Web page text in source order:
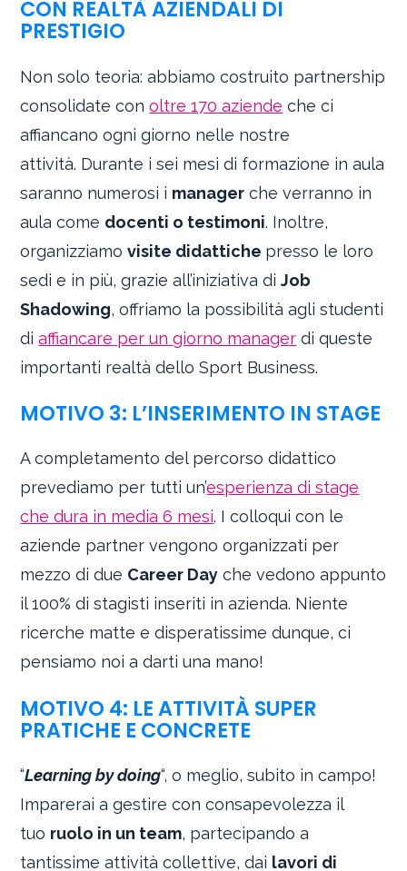
CON REALTÀ AZIENDALI DI
PRESTIGIO
Non solo teoria: abbiamo costruito partnership
consolidate conoltre 170 aziende che ci
affiancano ogni giorno nelle nostre
attività. Durante i sei mesi di formazione in aula
saranno numerosi i manager che verranno in
aula come docenti o testimoni. Inoltre,
organizziamovisite didattiche presso le loro
sedi e in più, grazie all’iniziativa diJob
Shadowing, offriamo la possibilità agli studenti
diaffiancare per un giorno manager di queste
importanti realtà dello Sport Business.
MOTIVO 3: L’INSERIMENTO IN STAGE
A completamento del percorso didattico
prevediamo per tutti un’esperienza di stage
che dura in media 6 mesi. I colloqui con le
aziende partner vengono organizzati per
mezzo di due Career Day che vedono appunto
il 100% di stagisti inseriti in azienda. Niente
ricerche matte e disperatissime dunque, ci
pensiamo noi a darti una mano!
MOTIVO 4: LE ATTIVITÀ SUPER
PRATICHE E CONCRETE
“Learning by doing“, o meglio, subito in campo!
Imparerai a gestire con consapevolezza il
tuo ruolo in un team, partecipando a
tantissime attività collettive, dai lavori di